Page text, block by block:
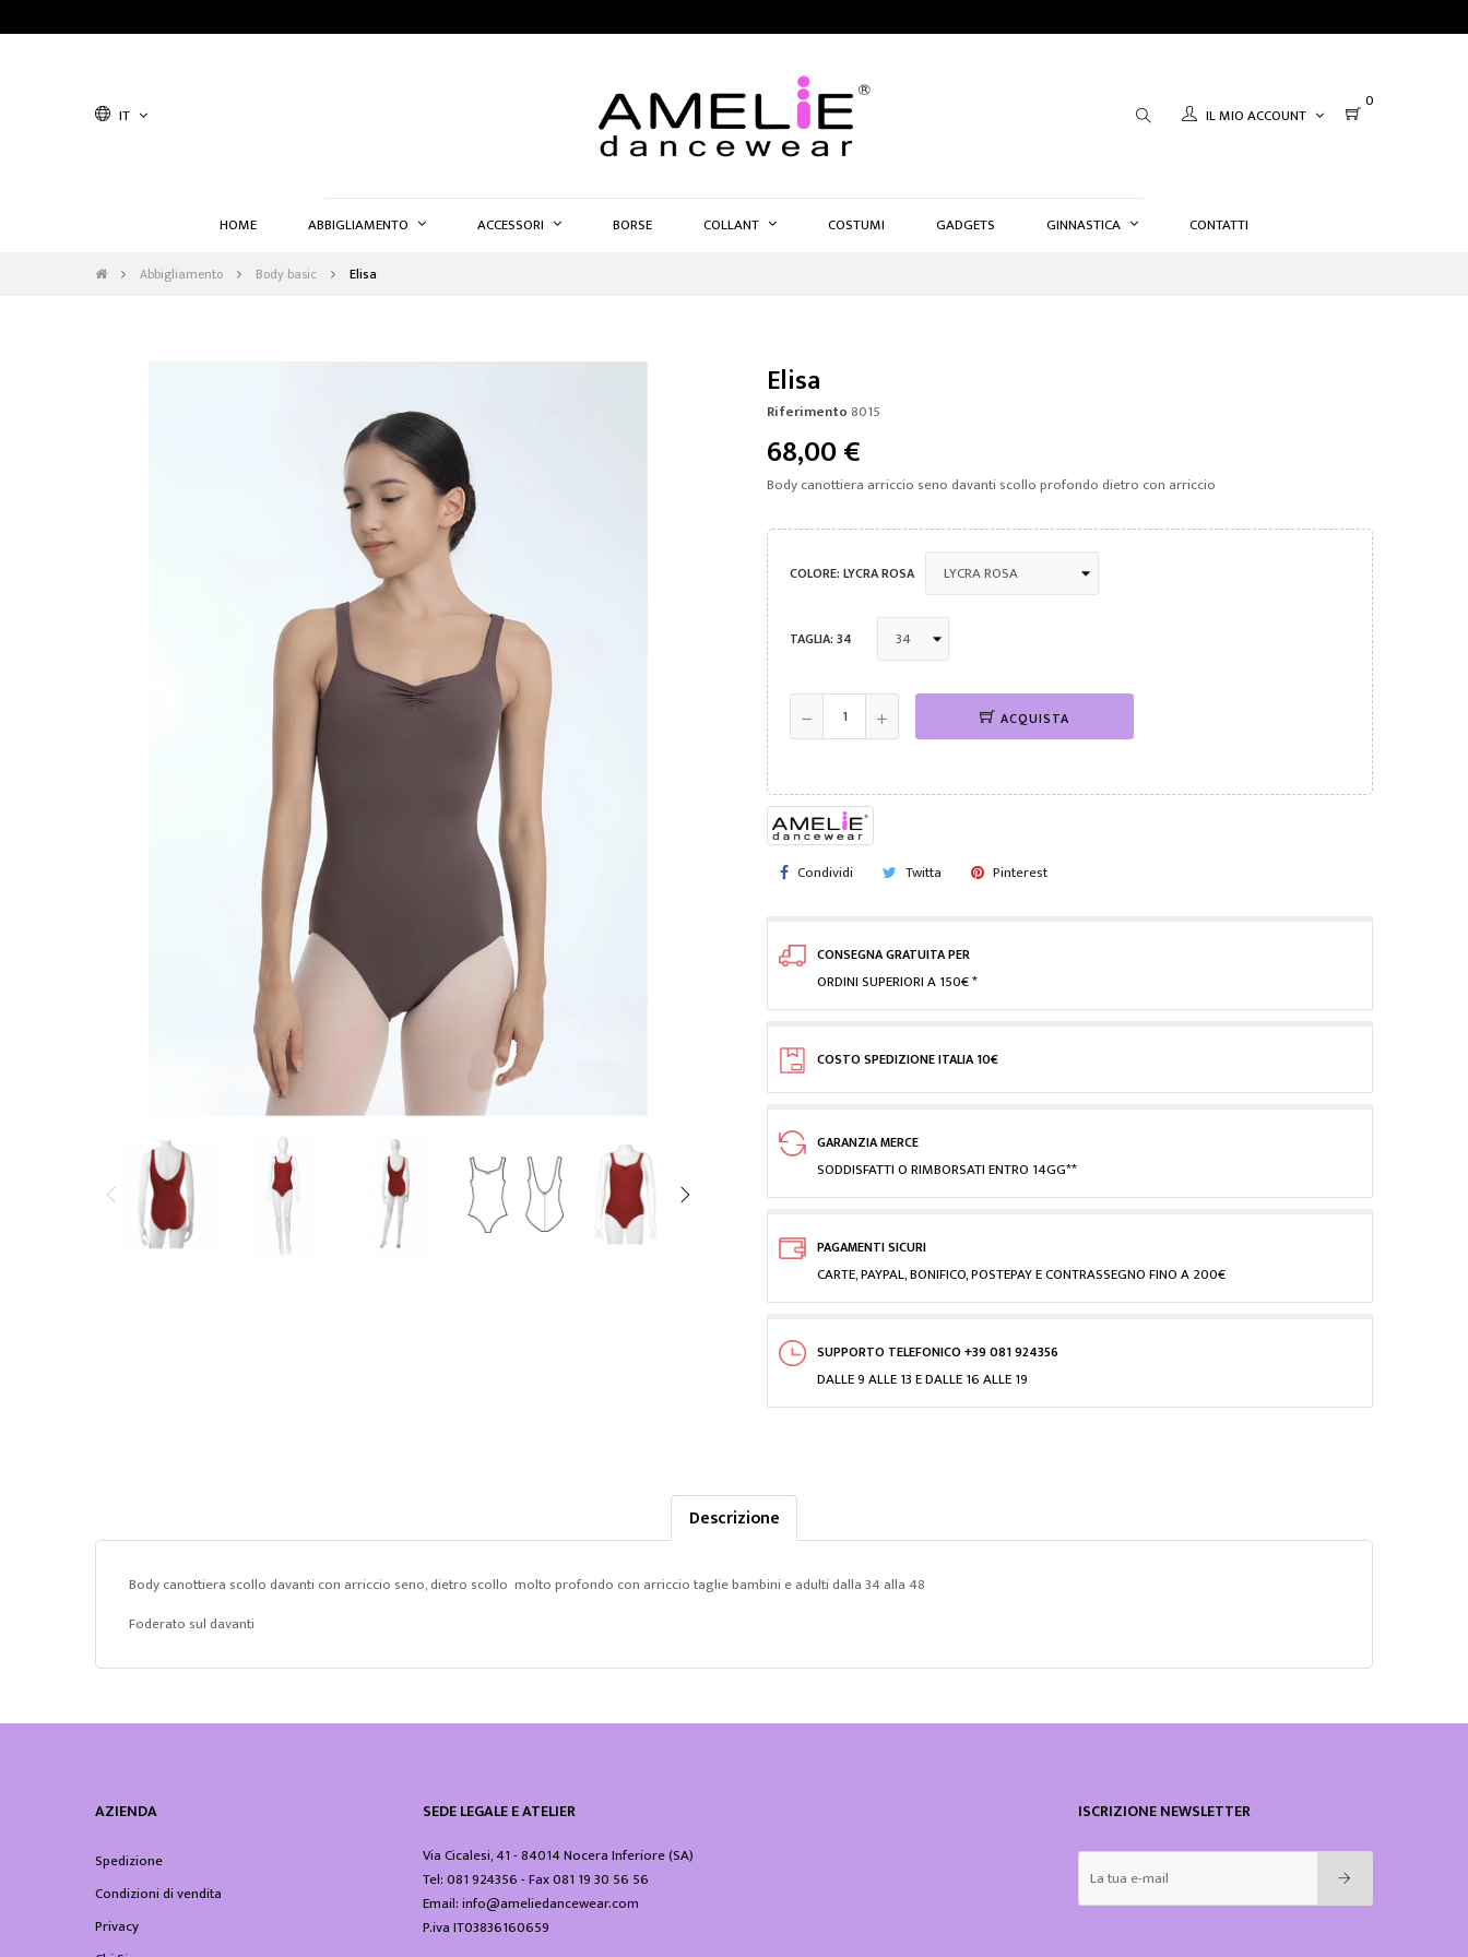
IT IL MIO ACCOUNT
0
HOME ABBIGLIAMENTO ACCESSORI BORSE COLLANT COSTUMI GADGETS GINNASTICA CONTATTI
Abbigliamento Body basic Elisa
Elisa
Riferimento 8015
68,00 €
Body canottiera arriccio seno davanti scollo profondo dietro con arriccio
COLORE: LYCRA ROSA
TAGLIA: 34
ACQUISTA
Condividi Twitta Pinterest
CONSEGNA GRATUITA PER
ORDINI SUPERIORI A 150€ *
COSTO SPEDIZIONE ITALIA 10€
GARANZIA MERCE
SODDISFATTI O RIMBORSATI ENTRO 14GG**
PAGAMENTI SICURI
CARTE, PAYPAL, BONIFICO, POSTEPAY E CONTRASSEGNO FINO A 200€
SUPPORTO TELEFONICO +39 081 924356
DALLE 9 ALLE 13 E DALLE 16 ALLE 19
Descrizione
Body canottiera scollo davanti con arriccio seno, dietro scollo molto profondo con arriccio taglie bambini e adulti dalla 34 alla 48
Foderato sul davanti
AZIENDA
Spedizione
Condizioni di vendita
Privacy
SEDE LEGALE E ATELIER
Via Cicalesi, 41 - 84014 Nocera Inferiore (SA)
Tel: 081 924356 - Fax 081 19 30 56 56
Email: info@ameliedancewear.com
P.iva IT03836160659
ISCRIZIONE NEWSLETTER